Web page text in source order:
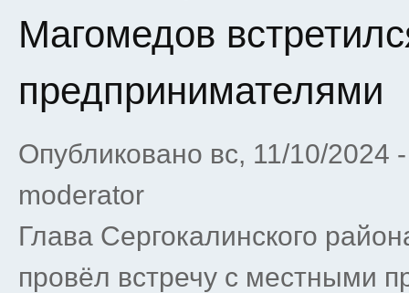
Магомедов
предпринимателями
Опубликовано вс, 11/10/2024
moderator
Глава Сергокалинского
провёл встречу с местными